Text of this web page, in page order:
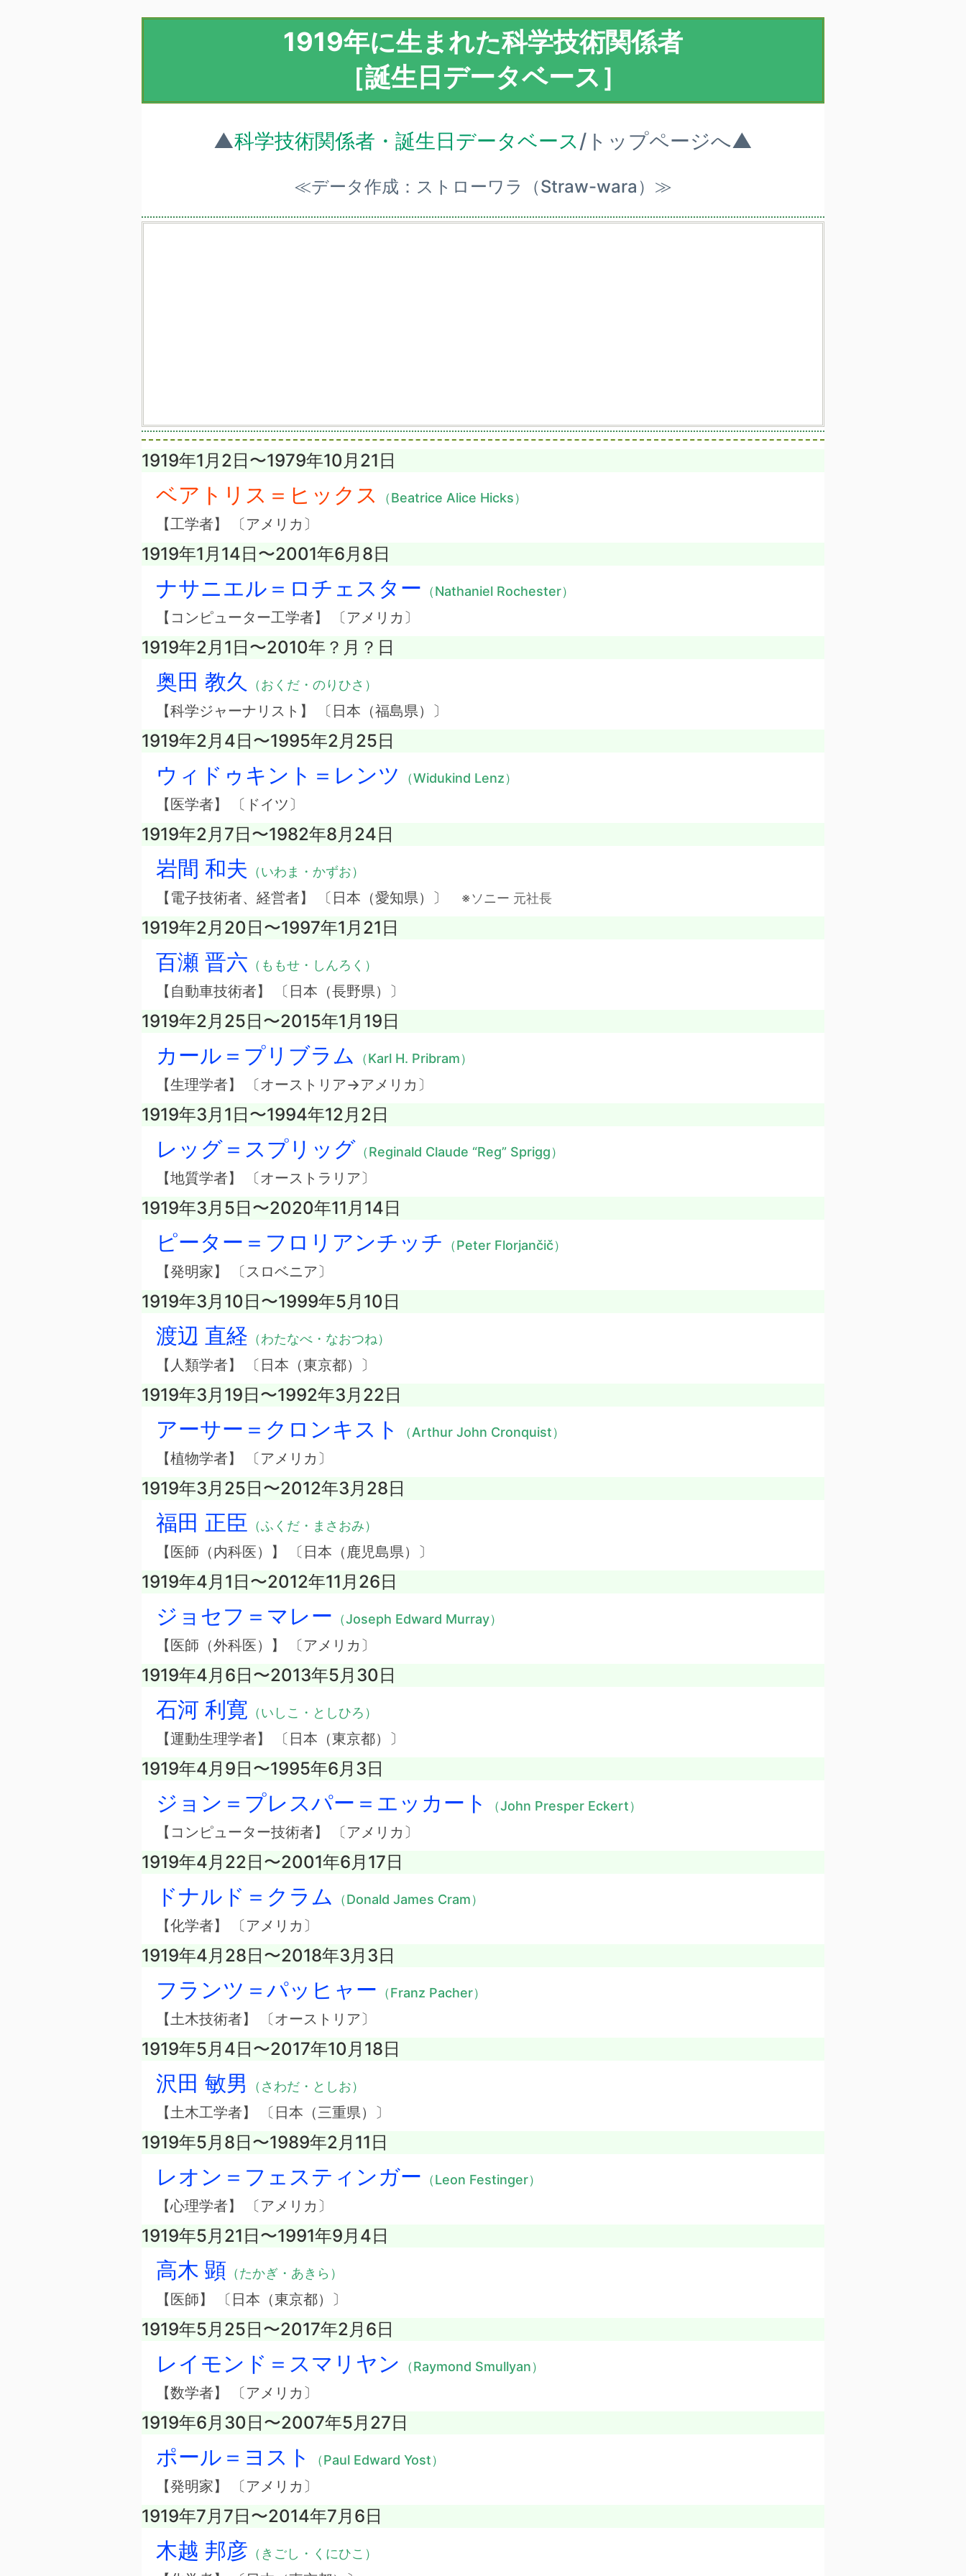
1919年に生まれた科学技術関係者
［誕生日データベース］
▲科学技術関係者・誕生日データベース/トップページへ▲
≪データ作成：ストローワラ（Straw-wara）≫
1919年1月2日〜1979年10月21日
ベアトリス＝ヒックス （Beatrice Alice Hicks）
【工学者】 〔アメリカ〕
1919年1月14日〜2001年6月8日
ナサニエル＝ロチェスター （Nathaniel Rochester）
【コンピューター工学者】 〔アメリカ〕
1919年2月1日〜2010年？月？日
奥田 教久 （おくだ・のりひさ）
【科学ジャーナリスト】 〔日本（福島県）〕
1919年2月4日〜1995年2月25日
ウィドゥキント＝レンツ （Widukind Lenz）
【医学者】 〔ドイツ〕
1919年2月7日〜1982年8月24日
岩間 和夫 （いわま・かずお）
【電子技術者、経営者】 〔日本（愛知県）〕 ※ソニー 元社長
1919年2月20日〜1997年1月21日
百瀬 晋六 （ももせ・しんろく）
【自動車技術者】 〔日本（長野県）〕
1919年2月25日〜2015年1月19日
カール＝プリブラム （Karl H. Pribram）
【生理学者】 〔オーストリア→アメリカ〕
1919年3月1日〜1994年12月2日
レッグ＝スプリッグ （Reginald Claude “Reg” Sprigg）
【地質学者】 〔オーストラリア〕
1919年3月5日〜2020年11月14日
ピーター＝フロリアンチッチ （Peter Florjančič）
【発明家】 〔スロベニア〕
1919年3月10日〜1999年5月10日
渡辺 直経 （わたなべ・なおつね）
【人類学者】 〔日本（東京都）〕
1919年3月19日〜1992年3月22日
アーサー＝クロンキスト （Arthur John Cronquist）
【植物学者】 〔アメリカ〕
1919年3月25日〜2012年3月28日
福田 正臣 （ふくだ・まさおみ）
【医師（内科医）】 〔日本（鹿児島県）〕
1919年4月1日〜2012年11月26日
ジョセフ＝マレー （Joseph Edward Murray）
【医師（外科医）】 〔アメリカ〕
1919年4月6日〜2013年5月30日
石河 利寛 （いしこ・としひろ）
【運動生理学者】 〔日本（東京都）〕
1919年4月9日〜1995年6月3日
ジョン＝プレスパー＝エッカート （John Presper Eckert）
【コンピューター技術者】 〔アメリカ〕
1919年4月22日〜2001年6月17日
ドナルド＝クラム （Donald James Cram）
【化学者】 〔アメリカ〕
1919年4月28日〜2018年3月3日
フランツ＝パッヒャー （Franz Pacher）
【土木技術者】 〔オーストリア〕
1919年5月4日〜2017年10月18日
沢田 敏男 （さわだ・としお）
【土木工学者】 〔日本（三重県）〕
1919年5月8日〜1989年2月11日
レオン＝フェスティンガー （Leon Festinger）
【心理学者】 〔アメリカ〕
1919年5月21日〜1991年9月4日
高木 顕 （たかぎ・あきら）
【医師】 〔日本（東京都）〕
1919年5月25日〜2017年2月6日
レイモンド＝スマリヤン （Raymond Smullyan）
【数学者】 〔アメリカ〕
1919年6月30日〜2007年5月27日
ポール＝ヨスト （Paul Edward Yost）
【発明家】 〔アメリカ〕
1919年7月7日〜2014年7月6日
木越 邦彦 （きごし・くにひこ）